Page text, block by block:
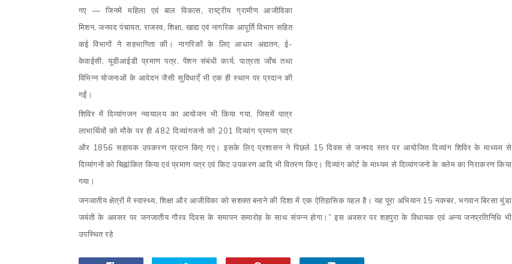
गए —जिनमें महिला एवं बाल विकास,राष्ट्रीय ग्रामीण आजीविका
मिशन,जनपद पंचायत, राजस्व,शिक्षा, खाद्य एवं नागरिक आपूर्ति विभाग सहित
कई विभागों ने सहभागिता की। नागरिकों के लिए आधार अद्यतन,ई-
केवाईसी, यूडीआईडी प्रमाण पत्र, पेंशन संबंधी कार्य,पात्रता जाँच तथा
विभिन्न योजनाओं के आवेदन जैसी सुविधाएँ भी एक ही स्थान पर प्रदान की
गईं।
शिविर में दिव्यांगजन न्यायालय का आयोजन भी किया गया, जिसमें पात्र
लाभार्थियों को मौके पर ही 482 दिव्यांगजनो को 201 दिव्यांग प्रमाण पत्र
और 1856 सहायक उपकरण प्रदान किए गए। इसके लिए प्रशासन ने पिछले 15 दिवस से जनपद स्तर पर आयोजित दिव्यांग शिविर के माध्यम से
दिव्यांगनों को चिह्नांकित किया एवं प्रमाण पत्र एवं किट उपकरण आदि भी वितरण किए। दिव्यांग कोर्ट के माध्यम से दिव्यांगजनो के क्लेम का निराकरण किया
गया।
जनजातीय क्षेत्रों में स्वास्थ्य,शिक्षा और आजीविका को सशक्त बनाने की दिशा में एक ऐतिहासिक पहल है। यह पूरा अभियान 15 नवम्बर,भगवान बिरसा मुंडा
जयंती के अवसर पर जनजातीय गौरव दिवस के समापन समारोह के साथ संपन्न होगा। ” इस अवसर पर शहपुरा के विधायक एवं अन्य जनप्रतिनिधि भी
उपस्थित रहे